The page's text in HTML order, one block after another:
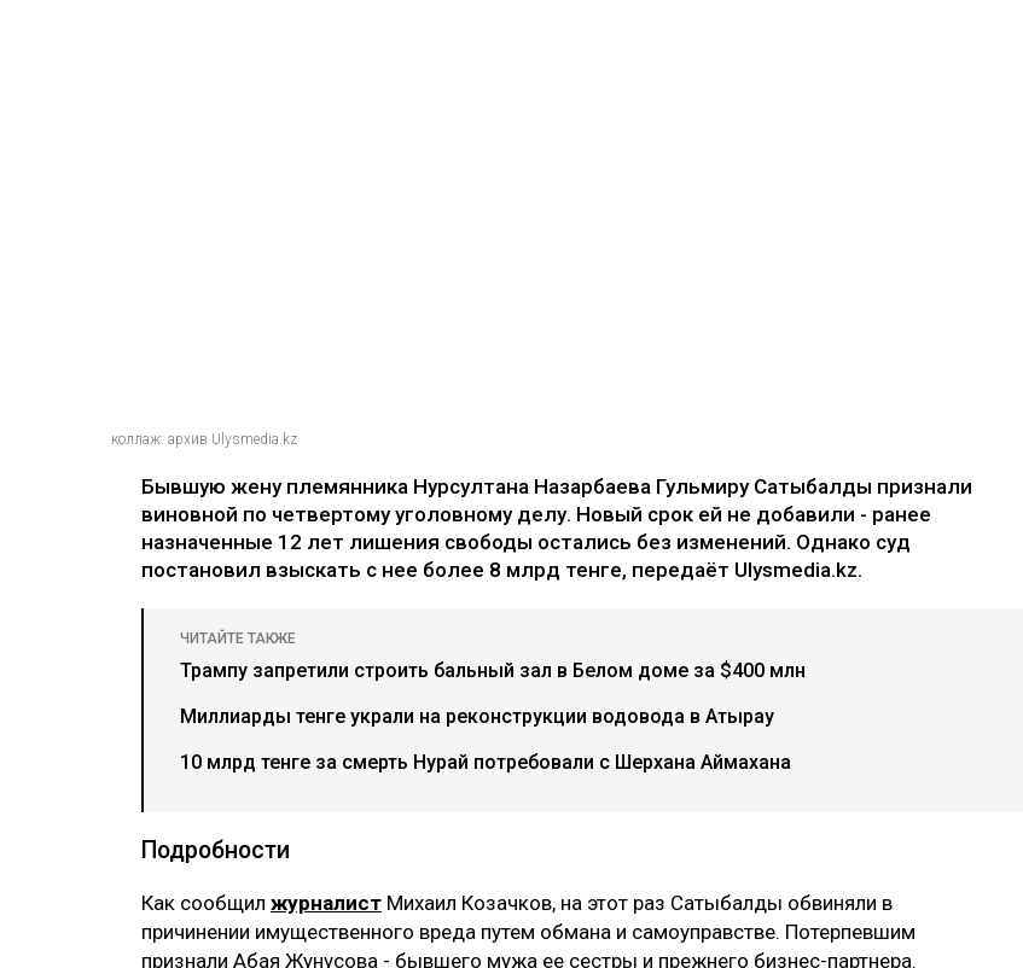
коллаж: архив Ulysmedia.kz
Бывшую жену племянника Нурсултана Назарбаева Гульмиру Сатыбалды признали
виновной по четвертому уголовному делу. Новый срок ей не добавили - ранее
назначенные 12 лет лишения свободы остались без изменений. Однако суд
постановил взыскать с нее более 8 млрд тенге, передаёт Ulysmedia.kz.
ЧИТАЙТЕ ТАКЖЕ
Трампу запретили строить бальный зал в Белом доме за $400 млн
Миллиарды тенге украли на реконструкции водовода в Атырау
10 млрд тенге за смерть Нурай потребовали с Шерхана Аймахана
Подробности
Как сообщил журналист Михаил Козачков, на этот раз Сатыбалды обвиняли в
причинении имущественного вреда путем обмана и самоуправстве. Потерпевшим
признали Абая Жунусова - бывшего мужа ее сестры и прежнего бизнес-партнера.